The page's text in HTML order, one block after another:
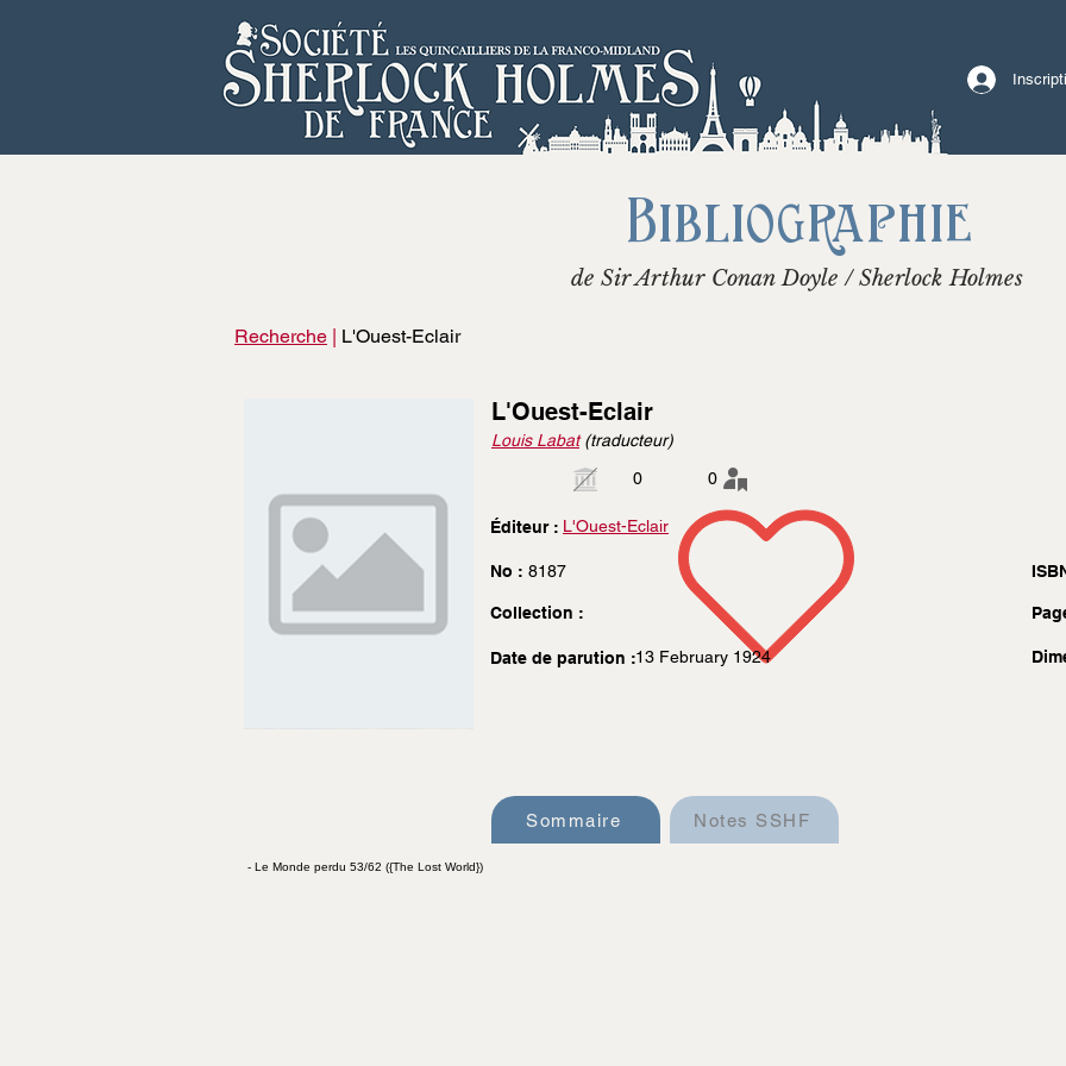
Bibliographie
de Sir Arthur Conan Doyle / Sherlock Holmes
Recherche | L'Ouest-Eclair
L'Ouest-Eclair
Louis Labat(traducteur)
0
0
Éditeur : L'Ouest-Eclair
No : 8187
Collection :
Date de parution :13 February 1924
Sommaire Notes SSHF
- Le Monde perdu 53/62 ({The Lost World})